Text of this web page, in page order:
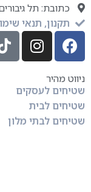
כתובת: תל גיבורים 5 תל
תקנון, תנאי
ניווט מהיר
שטיחים לעסקים
שטיחים לבית
שטיחים לבתי מלון